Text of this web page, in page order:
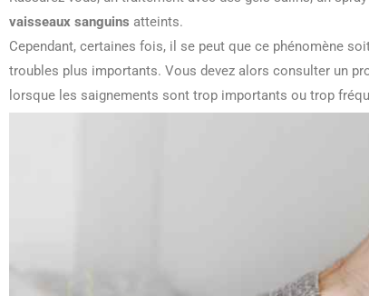
vaisseaux sanguins atteints.
Cependant, certaines fois, il se peut que ce phénomène
troubles plus importants. Vous devez alors consulter un
lorsque les saignements sont trop importants ou trop